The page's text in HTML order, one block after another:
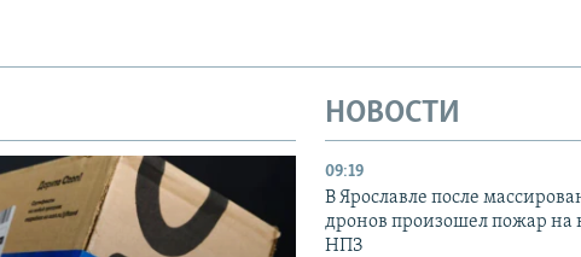
НОВОСТИ
09:19
В Ярославле после
дронов произошел пожар на
НПЗ